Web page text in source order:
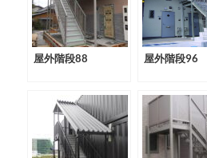
屋外階段88 屋外階段96